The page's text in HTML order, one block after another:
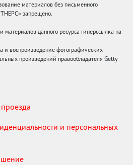
материалов без письменного
запрещено.
данного ресурса гиперссылка на
и воспроизведение фотографических
произведений правообладателя Getty
и персональных